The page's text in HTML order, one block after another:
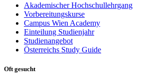
Akademischer Hochschullehrgang
Vorbereitungskurse
Campus Wien Academy
Einteilung Studienjahr
Studienangebot
Österreichs Study Guide
Oft gesucht